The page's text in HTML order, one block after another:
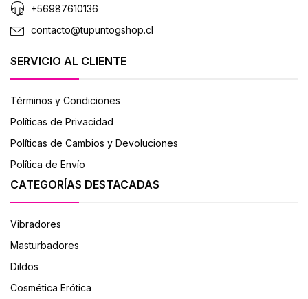
+56987610136
contacto@tupuntogshop.cl
SERVICIO AL CLIENTE
Términos y Condiciones
Políticas de Privacidad
Políticas de Cambios y Devoluciones
Política de Envío
CATEGORÍAS DESTACADAS
Vibradores
Masturbadores
Dildos
Cosmética Erótica